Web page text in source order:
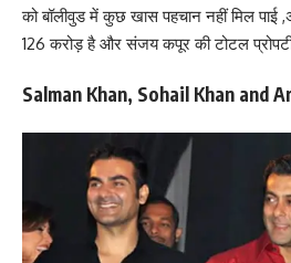
को बॉलीवुड में कुछ खास पहचान नहीं मिल पाई
126 करोड़ है और संजय कपूर की टोटल
Salman Khan, Sohail Khan and